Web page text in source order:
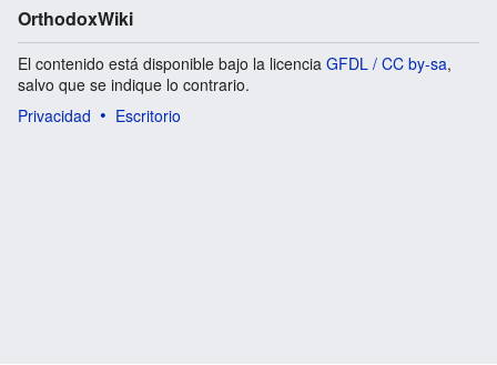
OrthodoxWiki
El contenido está disponible bajo la licencia GFDL / CC by-sa,
salvo que se indique lo contrario.
Privacidad
Escritorio